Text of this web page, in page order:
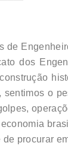
de
dos
o
procurar